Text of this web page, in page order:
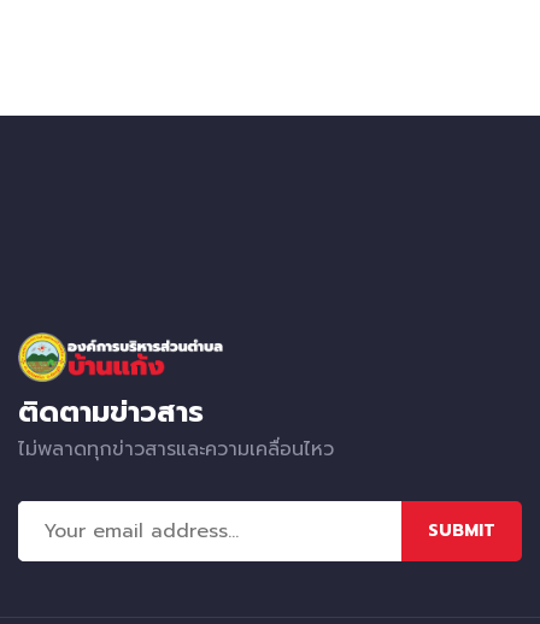
ติดตามข่าวสาร
ไม่พลาดทุกข่าวสารและความเคลื่อนไหว
SUBMIT